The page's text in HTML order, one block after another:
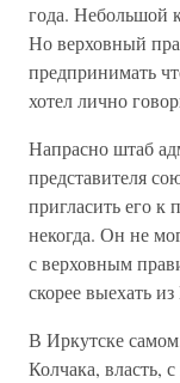
года. Небольшой
Но верховный
предпринимать
хотел лично
Напрасно штаб
представителя
пригласить его
некогда. Он не
с верховным
скорее выехать
В Иркутске
Колчака, власть,